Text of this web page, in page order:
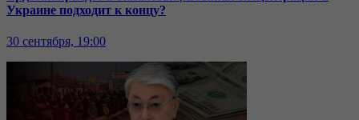
Украине подходит к концу?
30 сентября, 19:00